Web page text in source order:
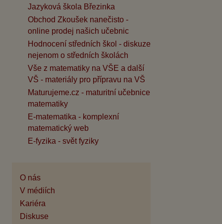
Jazyková škola Březinka
Obchod Zkoušek nanečisto -
online prodej našich učebnic
Hodnocení středních škol - diskuze
nejenom o středních školách
Vše z matematiky na VŠE a další
VŠ - materiály pro přípravu na VŠ
Maturujeme.cz - maturitní učebnice
matematiky
E-matematika - komplexní
matematický web
E-fyzika - svět fyziky
O nás
V médiích
Kariéra
Diskuse